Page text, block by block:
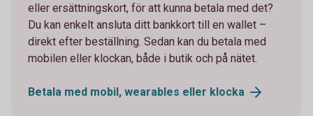
eller ersättningskort, för att kunna betala med det?
Du kan enkelt ansluta ditt bankkort till en wallet –
direkt efter beställning. Sedan kan du betala med
mobilen eller klockan, både i butik och på nätet.
Betala med mobil, wearables eller klocka